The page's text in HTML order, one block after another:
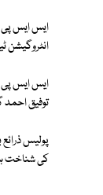
ایس ایس پی
ایس ایس پی
توفیق احمد
پولیس
کی شناخت